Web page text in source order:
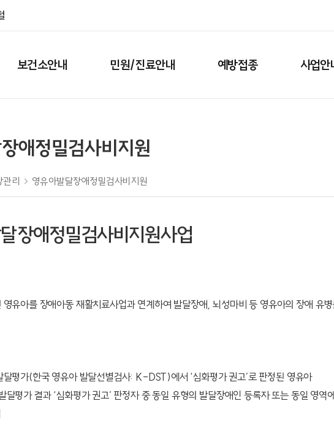
보건소안내 민원/진료안내 예방접종 사업안
애정밀검사비지원
관리 영유아발달장애정밀검사비지원
장애정밀검사비지원사업
유아를 장애아동 재활치료사업과 연계하여 발달장애, 뇌성마비 등 영유아의 장애 유
달평가(한국 영유아 발달선별검사: K-DST)에서 ‘심화평가 권고’로 판정된 영유아
달평가 결과 ‘심화평가 권고’ 판정자 중 동일 유형의 발달장애인 등록자 또는 동일 영